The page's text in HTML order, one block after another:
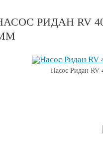
РИДАН RV
Насос Ридан RV